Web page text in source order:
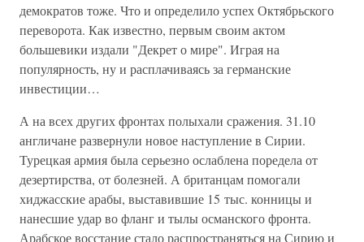
демократов тоже. Что и определило успех Октябрьского
переворота. Как известно, первым своим актом
большевики издали "Декрет о мире". Играя на
популярность, ну и расплачиваясь за германские
инвестиции…
А на всех других фронтах полыхали сражения. 31.10
англичане развернули новое наступление в Сирии.
Турецкая армия была серьезно ослаблена поредела от
дезертирства, от болезней. А британцам помогали
хиджасские арабы, выставившие 15 тыс. конницы и
нанесшие удар во фланг и тылы османского фронта.
Арабское восстание стало распространяться на Сирию и